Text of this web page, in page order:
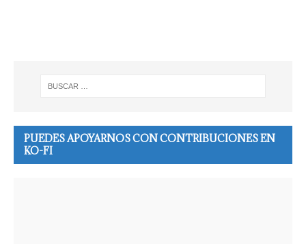
PUEDES APOYARNOS CON CONTRIBUCIONES EN
KO-FI